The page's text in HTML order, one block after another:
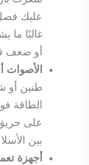
عليك
غالبًا ما
أو ضعف
الأصوات
طنين أو
الطاقة
على
بين
أجهزة